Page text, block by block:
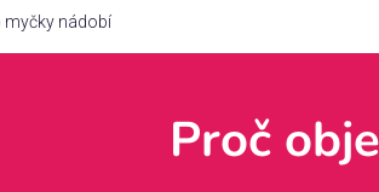
myčky nádobí
Proč